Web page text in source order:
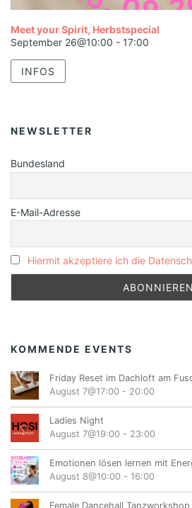
Meet your Spirit, Herbstspecial
September 26@10:00 - 17:00
INFOS
NEWSLETTER
Bundesland
E-Mail-Adresse
Hiermit akzeptiere ich die
KOMMENDE EVENTS
Friday Reset im Dachloft am
August 7@17:00 - 20:00
Ladies Night
August 7@19:00 - 23:00
Emotionen lösen lernen mit
August 8@10:00 - 16:00
Female Dancehall Tanzworkshop